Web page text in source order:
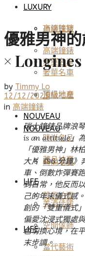
高端鐘錶
奢華名車
頂級地產
NOUVEAU
時尚名品
藏品拍賣
LIFE
LUXURY
頂級珠寶
高端鐘錶
奢華名車
頂級地產
NOUVEAU
時尚名品
藏品拍賣
LIFE
美酒佳餚
空間傢飾
當代藝術
優雅男神
×
by Timmy Lo
12/12/2025
in 高端鐘錶
瑞士鐘錶品牌浪
is an attitude」
「優雅男神」林
大片《96 分鐘》
車、倒數炸彈賽
到日常，他反而
己的年末儀式感
創的「雙重儀式
偏愛沈浸式獨處
色切換心境，在
末步調。